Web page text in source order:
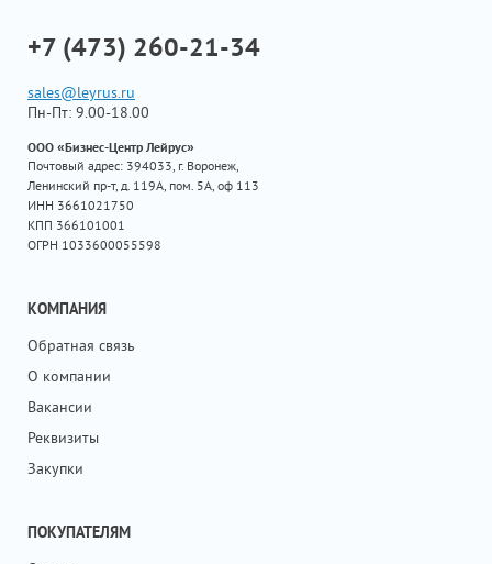
+7 (473) 260-21-34
sales@leyrus.ru
Пн-Пт: 9.00-18.00
ООО «Бизнес-Центр Лейрус»
Почтовый адрес: 394033, г. Воронеж,
Ленинский пр-т, д. 119А, пом. 5А, оф 113
ИНН 3661021750
КПП 366101001
ОГРН 1033600055598
КОМПАНИЯ
Обратная связь
О компании
Вакансии
Реквизиты
Закупки
ПОКУПАТЕЛЯМ